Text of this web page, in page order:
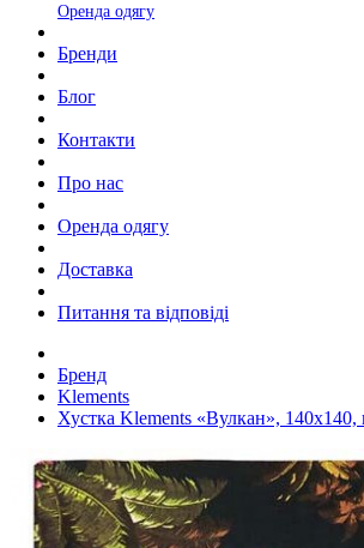
Оренда одягу
Бренди
Блог
Контакти
Про нас
Оренда одягу
Доставка
Питання та відповіді
Бренд
Klements
Хустка Klements «Вулкан»,